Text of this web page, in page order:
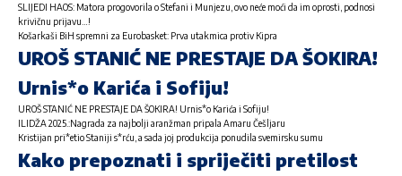
SLIJEDI HAOS: Matora progovorila o Stefani i Munjezu, ovo neće moći da im oprosti, podnosi
krivičnu prijavu…!
Košarkaši BiH spremni za Eurobasket: Prva utakmica protiv Kipra
UROŠ STANIĆ NE PRESTAJE DA ŠOKIRA!
Urnis*o Karića i Sofiju!
UROŠ STANIĆ NE PRESTAJE DA ŠOKIRA! Urnis*o Karića i Sofiju!
ILIDŽA 2025.:Nagrada za najbolji aranžman pripala Amaru Češljaru
Kristijan pri*etio Staniji s*rću, a sada joj produkcija ponudila svemirsku sumu
Kako prepoznati i spriječiti pretilost